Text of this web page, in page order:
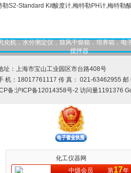
S2-Standard Kit酸度计,梅特勒PH计,梅特勒酸
机，水分测定仪，鼓风干燥箱，培养箱，电
搅拌器
址：上海市宝山工业园区市台路408号
机：18017761117 传 真： 021-63462955 邮
备:沪ICP备12014358号-2 访问量1191376
化工仪器网
中级会员
第17年